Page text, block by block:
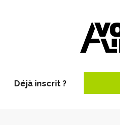
Déjà inscrit ?